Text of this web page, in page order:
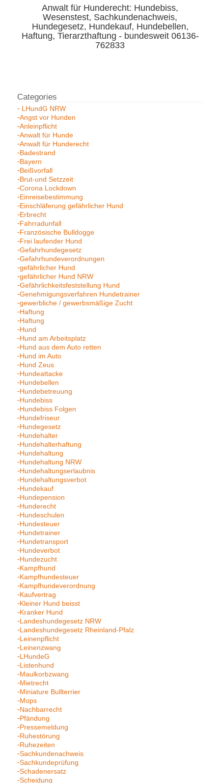
Anwalt für Hunderecht: Hundebiss,
Wesenstest, Sachkundenachweis,
Hundegesetz, Hundekauf, Hundebellen,
Haftung, Tierarzthaftung - bundesweit 06136-
762833
LHundG NRW
Angst vor Hunden
Anleinpflicht
Anwalt für Hunde
Anwalt für Hunderecht
Badestrand
Bayern
Beißvorfall
Brut-und Setzzeit
Corona Lockdown
Einreisebestimmung
Einschläferung gefährlicher Hund
Erbrecht
Fahrradunfall
Französische Bulldogge
Frei laufender Hund
Gefahrhundegesetz
Gefahrhundeverordnungen
gefährlicher Hund
gefährlicher Hund NRW
Gefährlichkeitsfeststellung Hund
Genehmigungsverfahren Hundetrainer
gewerbliche / gewerbsmäßige Zucht
Haftung
Haftung
Hund
Hund am Arbeitsplatz
Hund aus dem Auto retten
Hund im Auto
Hund Zeus
Hundeattacke
Hundebellen
Hundebetreuung
Hundebiss
Hundebiss Folgen
Hundefriseur
Hundegesetz
Hundehalter
Hundehalterhaftung
Hundehaltung
Hundehaltung NRW
Hundehaltungserlaubnis
Hundehaltungsverbot
Hundekauf
Hundepension
Hunderecht
Hundeschulen
Hundesteuer
Hundetrainer
Hundetransport
Hundeverbot
Hundezucht
Kampfhund
Kampfhundesteuer
Kampfhundeverordnung
Kaufvertrag
Kleiner Hund beisst
Kranker Hund
Landeshundegesetz NRW
Landeshundegesetz Rheinland-Pfalz
Leinenpflicht
Leinenzwang
LHundeG
Listenhund
Maulkorbzwang
Mietrecht
Miniature Bullterrier
Mops
Nachbarrecht
Pfändung
Pressemeldung
Ruhestörung
Ruhezeiten
Sachkundenachweis
Sachkundeprüfung
Schadenersatz
Scheidung